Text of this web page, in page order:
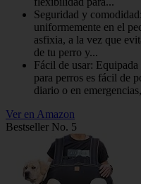
Seguridad y
uniformemente en el
asfixia, a la vez que
de tu perro y...
Fácil de usar:
para perros es fácil de
diario o en
Ver en Amazon
Bestseller No. 5